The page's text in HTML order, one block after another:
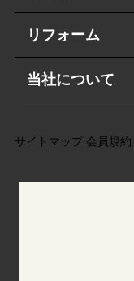
リフォーム
当社について
サイトマップ 会員規約